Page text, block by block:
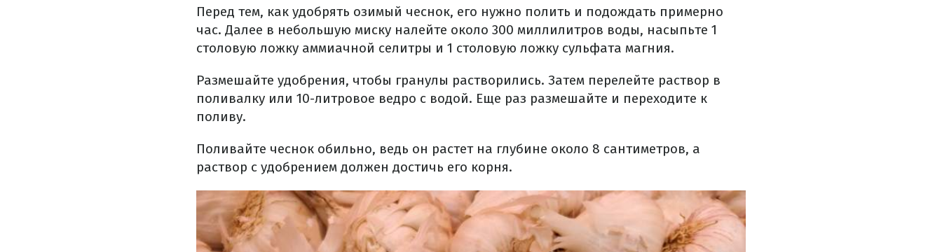
Перед тем, как удобрять озимый чеснок, его нужно полить и подождать примерно
час. Далее в небольшую миску налейте около 300 миллилитров воды, насыпьте 1
столовую ложку аммиачной селитры и 1 столовую ложку сульфата магния.
Размешайте удобрения, чтобы гранулы растворились. Затем перелейте раствор в
поливалку или 10-литровое ведро с водой. Еще раз размешайте и переходите к
поливу.
Поливайте чеснок обильно, ведь он растет на глубине около 8 сантиметров, а
раствор с удобрением должен достичь его корня.